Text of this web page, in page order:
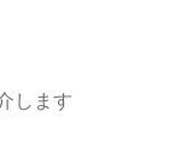
します